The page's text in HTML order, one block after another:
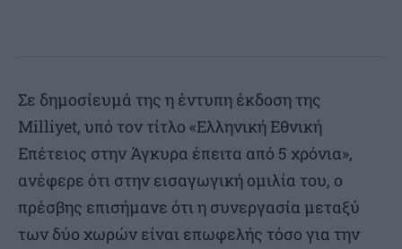
Σε δημοσίευμά της η έντυπη έκδοση της
Milliyet, υπό τον τίτλο «Ελληνική Εθνική
Επέτειος στην Άγκυρα έπειτα από 5 χρόνια»,
ανέφερε ότι στην εισαγωγική ομιλία του, ο
πρέσβης επισήμανε ότι η συνεργασία μεταξύ
των δύο χωρών είναι επωφελής τόσο για την